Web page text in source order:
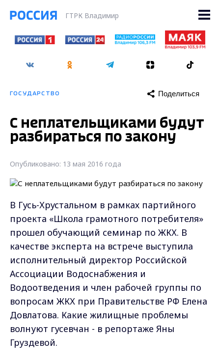
ГТРК Владимир
ГОСУДАРСТВО Поделиться
С неплательщиками будут
разбираться по закону
Опубликовано: 13 мая 2016 года
В Гусь-Хрустальном в рамках партийного
проекта «Школа грамотного потребителя»
прошел обучающий семинар по ЖКХ. В
качестве эксперта на встрече выступила
исполнительный директор Российской
Ассоциации Водоснабжения и
Водоотведения и член рабочей группы по
вопросам ЖКХ при Правительстве РФ Елена
Довлатова. Какие жилищные проблемы
волнуют гусевчан - в репортаже Яны
Груздевой.